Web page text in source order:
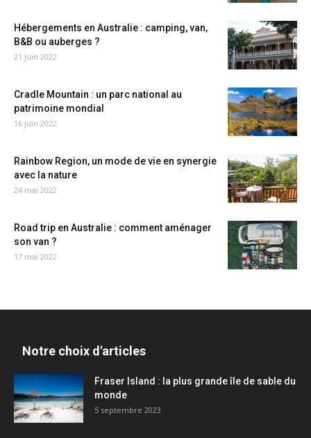
Hébergements en Australie : camping, van,
B&B ou auberges ?
21 juin 2022
Cradle Mountain : un parc national au
patrimoine mondial
16 juin 2022
Rainbow Region, un mode de vie en synergie
avec la nature
24 mai 2022
Road trip en Australie : comment aménager
son van ?
17 mai 2022
Notre choix d'articles
Fraser Island : la plus grande île de sable du
monde
5 septembre 2023